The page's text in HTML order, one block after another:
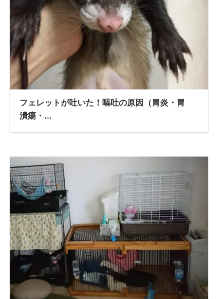
フェレットが吐いた！嘔吐の原因（胃炎・胃
潰瘍・...